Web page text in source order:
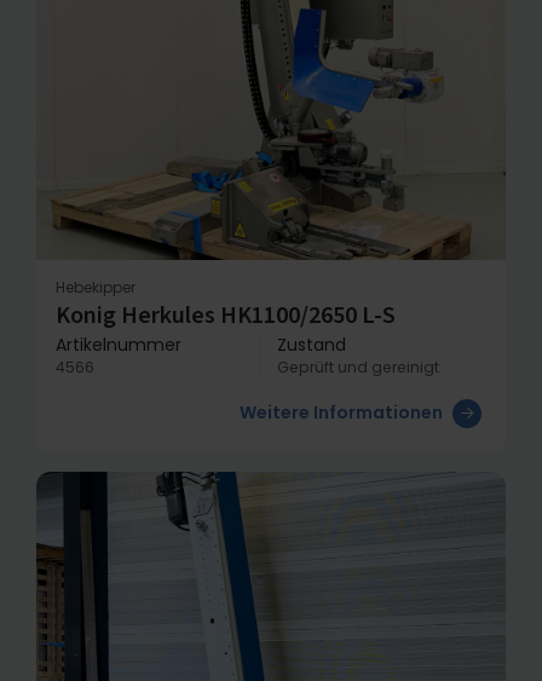
Hebekipper
Konig Herkules HK1100/2650 L-S
Artikelnummer
4566
Zustand
Geprüft und gereinigt
Weitere Informationen